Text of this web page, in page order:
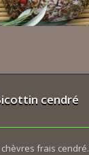
cendré
chèvres frais cendré.